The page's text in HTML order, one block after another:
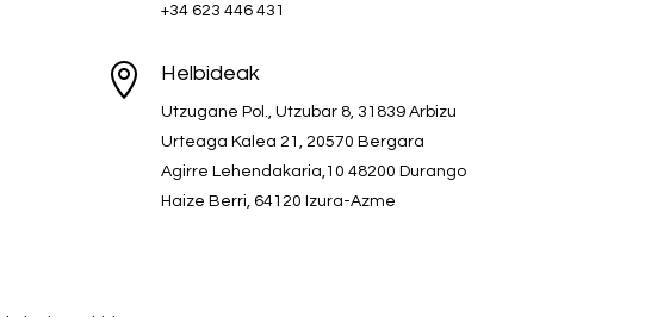
+34 623 446 431
 Helbideak
Utzugane Pol., Utzubar 8, 31839 Arbizu
Urteaga Kalea 21, 20570 Bergara
Agirre Lehendakaria,10 48200 Durango
Haize Berri, 64120 Izura-Azme